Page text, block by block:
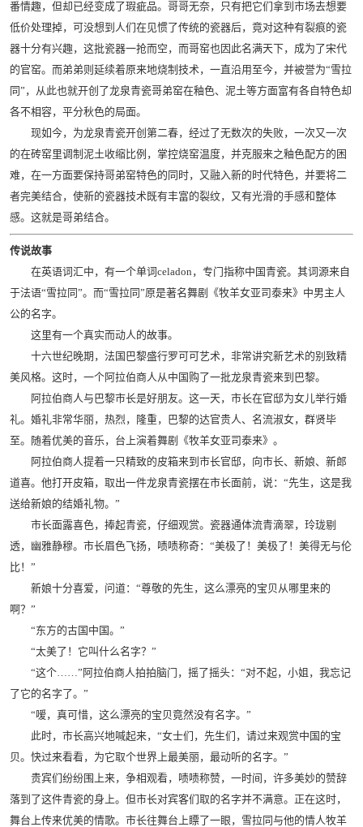
番情趣，但却已经变成了瑕疵品。哥哥无奈，只有把它们拿到市场去想要
低价处理掉，可没想到人们在见惯了传统的瓷器后，竟对这种有裂痕的瓷
器十分有兴趣，这批瓷器一抢而空，而哥窑也因此名满天下，成为了宋代
的官窑。而弟弟则延续着原来地烧制技术，一直沿用至今，并被誉为“雪拉
同”，从此也就开创了龙泉青瓷哥弟窑在釉色、泥土等方面富有各自特色却
各不相容，平分秋色的局面。
现如今，为龙泉青瓷开创第二春，经过了无数次的失败，一次又一次
的在砖窑里调制泥土收缩比例，掌控烧窑温度，并克服来之釉色配方的困
难，在一方面要保持哥弟窑特色的同时，又融入新的时代特色，并要将二
者完美结合，使新的瓷器技术既有丰富的裂纹，又有光滑的手感和整体
感。这就是哥弟结合。
传说故事
在英语词汇中，有一个单词celadon，专门指称中国青瓷。其词源来自
于法语“雪拉同”。而“雪拉同”原是著名舞剧《牧羊女亚司泰来》中男主人
公的名字。
这里有一个真实而动人的故事。
十六世纪晚期，法国巴黎盛行罗可可艺术，非常讲究新艺术的别致精
美风格。这时，一个阿拉伯商人从中国购了一批龙泉青瓷来到巴黎。
阿拉伯商人与巴黎市长是好朋友。这一天，市长在官邸为女儿举行婚
礼。婚礼非常华丽，热烈，隆重，巴黎的达官贵人、名流淑女，群贤毕
至。随着优美的音乐，台上演着舞剧《牧羊女亚司泰来》。
阿拉伯商人提着一只精致的皮箱来到市长官邸，向市长、新娘、新郎
道喜。他打开皮箱，取出一件龙泉青瓷摆在市长面前，说：“先生，这是我
送给新娘的结婚礼物。”
市长面露喜色，捧起青瓷，仔细观赏。瓷器通体流青滴翠，玲珑剔
透，幽雅静穆。市长眉色飞扬，啧啧称奇：“美极了！美极了！美得无与伦
比！”
新娘十分喜爱，问道：“尊敬的先生，这么漂亮的宝贝从哪里来的
啊？”
“东方的古国中国。”
“太美了！它叫什么名字？”
“这个……”阿拉伯商人拍拍脑门，摇了摇头：“对不起，小姐，我忘记
了它的名字了。”
“嗳，真可惜，这么漂亮的宝贝竟然没有名字。”
此时，市长高兴地喊起来，“女士们，先生们，请过来观赏中国的宝
贝。快过来看看，为它取个世界上最美丽，最动听的名字。”
贵宾们纷纷围上来，争相观看，啧啧称赞，一时间，许多美妙的赞辞
落到了这件青瓷的身上。但市长对宾客们取的名字并不满意。正在这时，
舞台上传来优美的情歌。市长往舞台上瞟了一眼，雪拉同与他的情人牧羊